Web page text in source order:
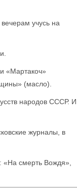
учусь на
«Мартакоч»
(масло).
народов СССР. И
журналы, в
«На смерть Вождя»,